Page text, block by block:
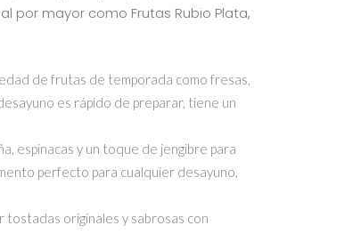
por mayor como Frutas Rubio Plata,
de frutas de temporada como fresas,
es rápido de preparar, tiene un
espinacas y un toque de jengibre para
perfecto para cualquier desayuno,
originales y sabrosas con